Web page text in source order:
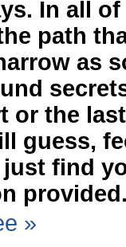
In all
path
as
or the
guess,
find
»